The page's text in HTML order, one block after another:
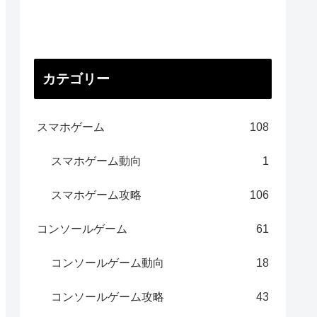
カテゴリー
スマホゲーム 108
スマホゲーム動向 1
スマホゲーム攻略 106
コンソールゲーム 61
コンソールゲーム動向 18
コンソールゲーム攻略 43